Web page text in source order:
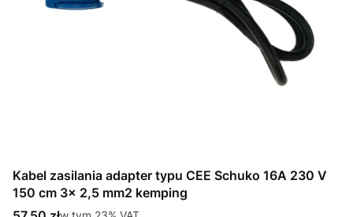
Kabel zasilania adapter typu CEE Schuko 16A 230 V
150 cm 3x 2,5 mm2 kemping
w tym %s VAT